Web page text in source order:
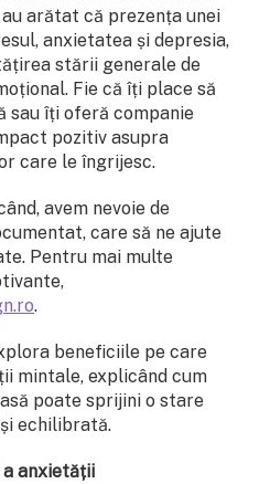
arătat că prezența unei
anxietatea și depresia,
stării generale de
Fie că îți place să
sau îți oferă companie
pozitiv asupra
care le îngrijesc.
avem nevoie de
care să ne ajute
Pentru mai multe
.
beneficiile pe care
mintale, explicând cum
poate sprijini o stare
echilibrată.
a anxietății